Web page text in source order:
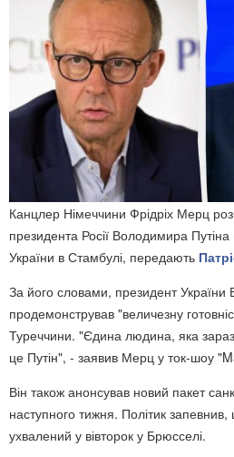
Канцлер Німеччини Фрідріх Мерц
президента Росії Володимира
України в Стамбулі, передають
За його словами, президент
продемонстрував "величезну
Туреччини. "Єдина людина, яка
це Путін", - заявив Мерц у ток-шоу
Він також анонсував новий пакет
наступного тижня. Політик
ухвалений у вівторок у Брюсселі.